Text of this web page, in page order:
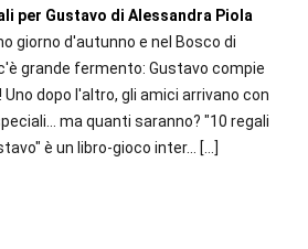
per Gustavo di Alessandra Piola
giorno d'autunno e nel Bosco di
grande fermento: Gustavo compie
Uno dopo l'altro, gli amici arrivano con
ma quanti saranno? "10 regali
è un libro-gioco inter...
[…]